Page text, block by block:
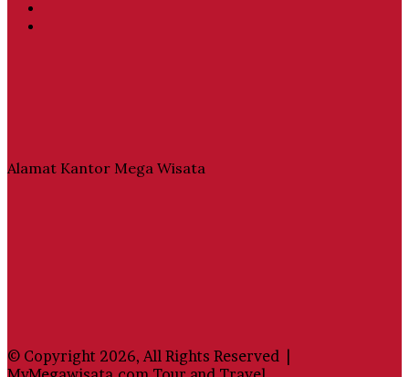
Alamat Kantor Mega Wisata
© Copyright 2026, All Rights Reserved |